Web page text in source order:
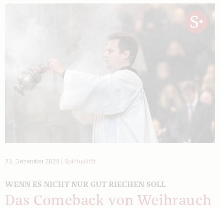
23. Dezember 2025 Spiritualität
WENN ES NICHT NUR GUT RIECHEN SOLL
Das Comeback von Weihrauch